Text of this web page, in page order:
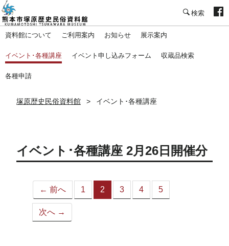
資料館について ご利用案内 お知らせ 展示案内
イベント･各種講座 イベント申し込みフォーム 収蔵品検索
各種申請
塚原歴史民俗資料館 イベント･各種講座
イベント･各種講座 2月26日開催分
← 前へ 1 2
（こ
3 4 5
次へ →